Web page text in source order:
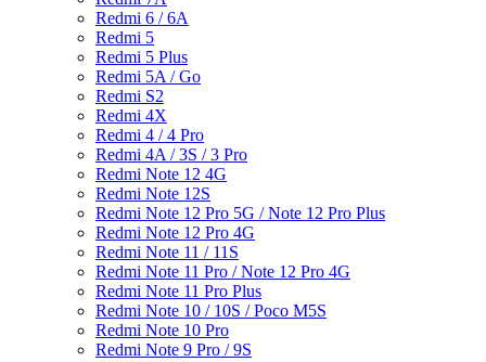
Redmi 6 / 6A
Redmi 5
Redmi 5 Plus
Redmi 5A / Go
Redmi S2
Redmi 4X
Redmi 4 / 4 Pro
Redmi 4A / 3S / 3 Pro
Redmi Note 12 4G
Redmi Note 12S
Redmi Note 12 Pro 5G / Note 12 Pro Plus
Redmi Note 12 Pro 4G
Redmi Note 11 / 11S
Redmi Note 11 Pro / Note 12 Pro 4G
Redmi Note 11 Pro Plus
Redmi Note 10 / 10S / Poco M5S
Redmi Note 10 Pro
Redmi Note 9 Pro / 9S